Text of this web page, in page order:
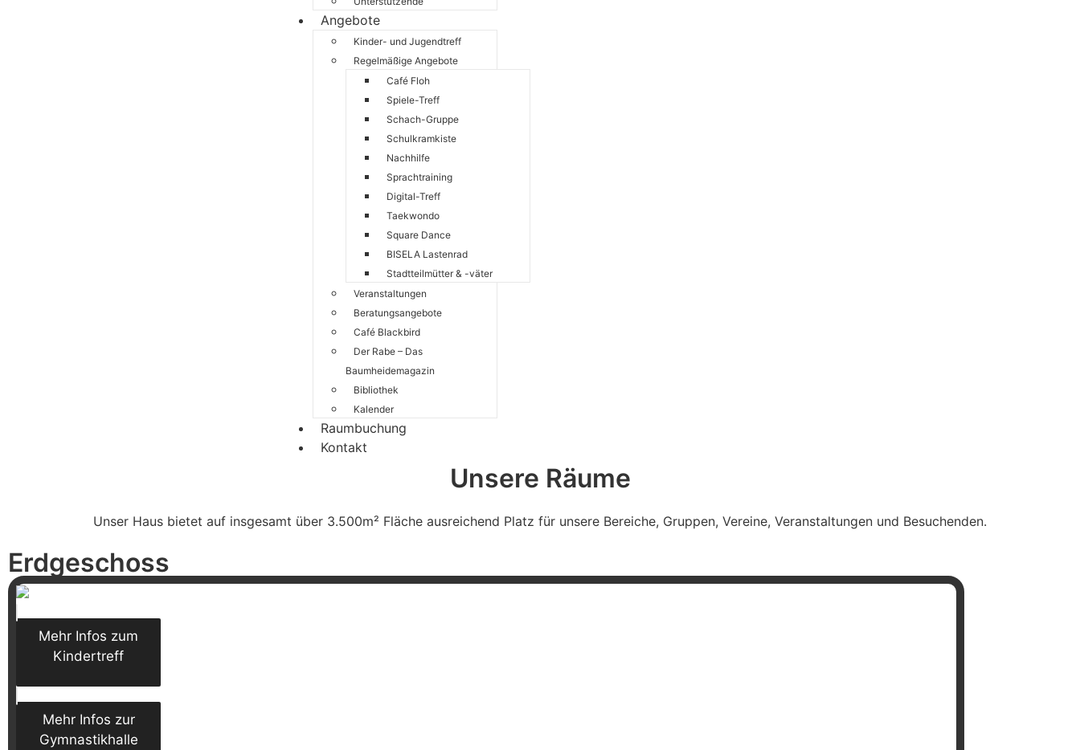
Angebote
Kinder- und Jugendtreff
Regelmäßige Angebote
Café Floh
Spiele-Treff
Schach-Gruppe
Schulkramkiste
Nachhilfe
Sprachtraining
Digital-Treff
Taekwondo
Square Dance
BISELA Lastenrad
Stadtteilmütter & -väter
Veranstaltungen
Beratungsangebote
Café Blackbird
Der Rabe – Das
Baumheidemagazin
Bibliothek
Kalender
Raumbuchung
Kontakt
Unsere Räume
Unser Haus bietet auf insgesamt über 3.500m² Fläche ausreichend Platz für unsere Bereiche, Gruppen, Vereine, Veranstaltungen und Besuchenden.
Erdgeschoss
Mehr Infos zum
Kindertreff
Mehr Infos zur
Gymnastikhalle